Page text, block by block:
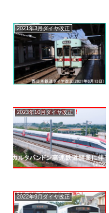
2021年3月ダイヤ改正
2023年10月ダイヤ改正
2022年9月ダイヤ改正